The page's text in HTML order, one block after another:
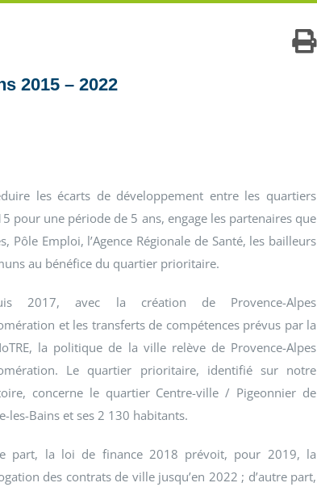
2015 – 2022
les écarts de développement entre les quartiers
pour une période de 5 ans, engage les partenaires que
Pôle Emploi, l’Agence Régionale de Santé, les bailleurs
au bénéfice du quartier prioritaire.
2017, avec la création de Provence-Alpes
et les transferts de compétences prévus par la
la politique de la ville relève de Provence-Alpes
Le quartier prioritaire, identifié sur notre
concerne le quartier Centre-ville / Pigeonnier de
les-Bains et ses 2 130 habitants.
part, la loi de finance 2018 prévoit, pour 2019, la
des contrats de ville jusqu’en 2022 ; d’autre part,